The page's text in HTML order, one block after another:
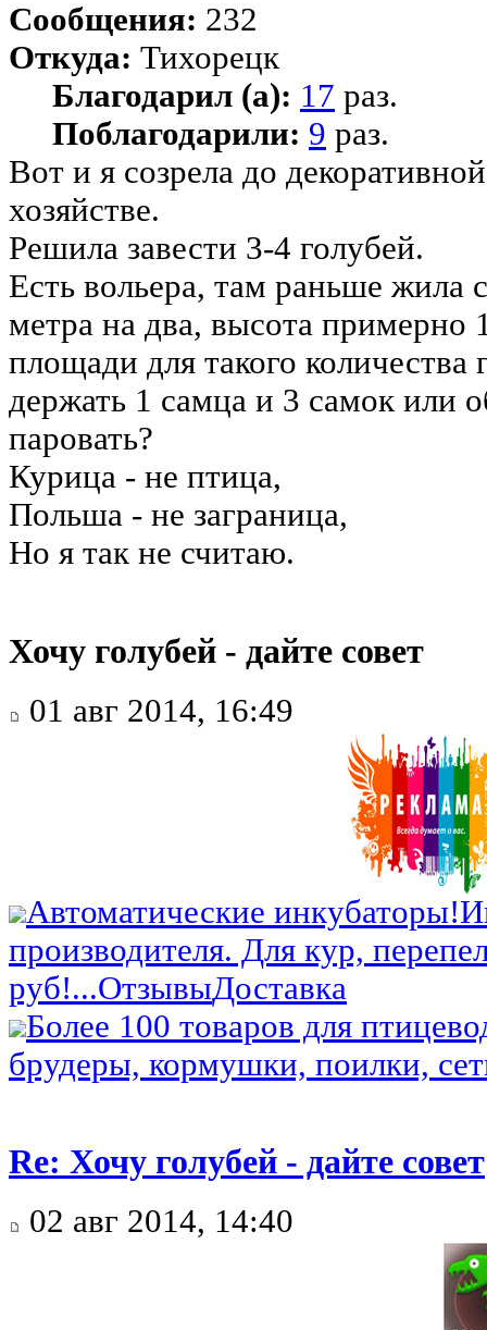
Сообщения: 232
Откуда: Тихорецк
Благодарил (а): 17 раз.
Поблагодарили: 9 раз.
Вот и я созрела до
хозяйстве.
Решила завести 3-4 голубей.
Есть вольера, там раньше жила
метра на два, высота примерно
площади для такого
держать 1 самца и 3 самок или
паровать?
Курица - не птица,
Польша - не заграница,
Но я так не считаю.
Хочу голубей - дайте совет
01 авг 2014, 16:49
Автоматические инкубаторы!
производителя. Для кур,
руб!...ОтзывыДоставка
Более 100 товаров для
брудеры, кормушки, поилки,
Re: Хочу голубей - дайте совет
02 авг 2014, 14:40